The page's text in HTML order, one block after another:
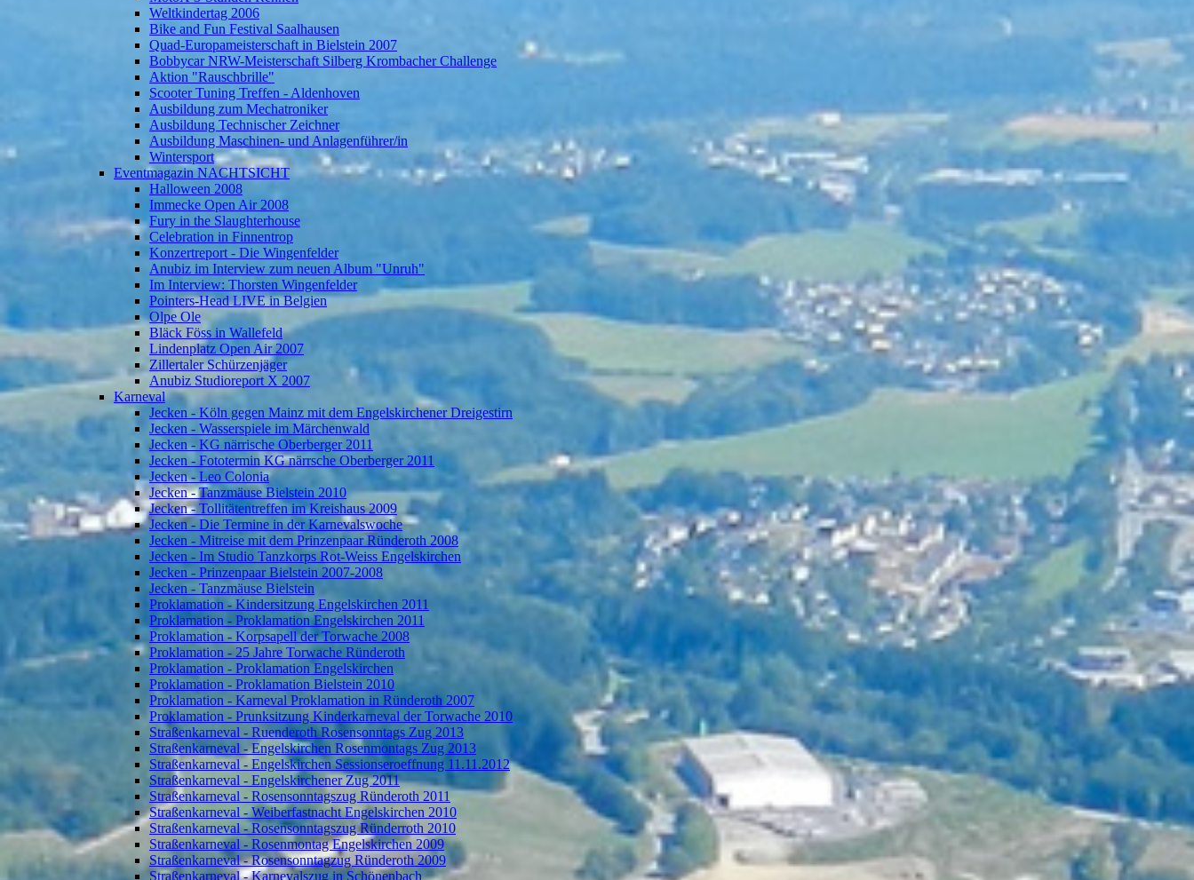
Weltkindertag 2006
Bike and Fun Festival Saalhausen
Quad-Europameisterschaft in Bielstein 2007
Bobbycar NRW-Meisterschaft Silberg Krombacher Challenge
Aktion "Rauschbrille"
Scooter Tuning Treffen - Aldenhoven
Ausbildung zum Mechatroniker
Ausbildung Technischer Zeichner
Ausbildung Maschinen- und Anlagenführer/in
Wintersport
Eventmagazin NACHTSICHT
Halloween 2008
Immecke Open Air 2008
Fury in the Slaughterhouse
Celebration in Finnentrop
Konzertreport - Die Wingenfelder
Anubiz im Interview zum neuen Album "Unruh"
Im Interview: Thorsten Wingenfelder
Pointers-Head LIVE in Belgien
Olpe Ole
Bläck Föss in Wallefeld
Lindenplatz Open Air 2007
Zillertaler Schürzenjäger
Anubiz Studioreport X 2007
Karneval
Jecken - Köln gegen Mainz mit dem Engelskirchener Dreigestirn
Jecken - Wasserspiele im Märchenwald
Jecken - KG närrische Oberberger 2011
Jecken - Fototermin KG närrsche Oberberger 2011
Jecken - Leo Colonia
Jecken - Tanzmäuse Bielstein 2010
Jecken - Tollitätentreffen im Kreishaus 2009
Jecken - Die Termine in der Karnevalswoche
Jecken - Mitreise mit dem Prinzenpaar Ründeroth 2008
Jecken - Im Studio Tanzkorps Rot-Weiss Engelskirchen
Jecken - Prinzenpaar Bielstein 2007-2008
Jecken - Tanzmäuse Bielstein
Proklamation - Kindersitzung Engelskirchen 2011
Proklamation - Proklamation Engelskirchen 2011
Proklamation - Korpsapell der Torwache 2008
Proklamation - 25 Jahre Torwache Ründeroth
Proklamation - Proklamation Engelskirchen
Proklamation - Proklamation Bielstein 2010
Proklamation - Karneval Proklamation in Ründeroth 2007
Proklamation - Prunksitzung Kinderkarneval der Torwache 2010
Straßenkarneval - Ruenderoth Rosensonntags Zug 2013
Straßenkarneval - Engelskirchen Rosenmontags Zug 2013
Straßenkarneval - Engelskirchen Sessionseroeffnung 11.11.2012
Straßenkarneval - Engelskirchener Zug 2011
Straßenkarneval - Rosensonntagszug Ründeroth 2011
Straßenkarneval - Weiberfastnacht Engelskirchen 2010
Straßenkarneval - Rosensonntagszug Ründerroth 2010
Straßenkarneval - Rosenmontag Engelskirchen 2009
Straßenkarneval - Rosensonntagzug Ründeroth 2009
Straßenkarneval - Karnevalszug in Schönenbach